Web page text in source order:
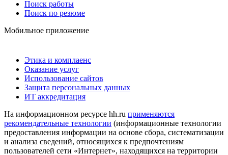
Поиск работы
Поиск по резюме
Мобильное приложение
Этика и комплаенс
Оказание услуг
Использование сайтов
Защита персональных данных
ИТ аккредитация
На информационном ресурсе hh.ru применяются
рекомендательные технологии (информационные технологии
предоставления информации на основе сбора, систематизации
и анализа сведений, относящихся к предпочтениям
пользователей сети «Интернет», находящихся на территории